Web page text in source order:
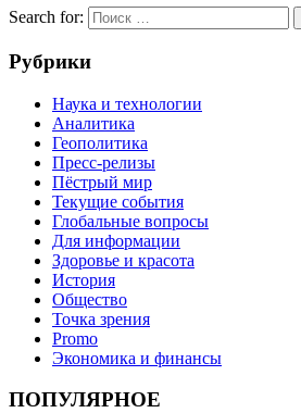
Search for:
Рубрики
Наука и технологии
Аналитика
Геополитика
Пресс-релизы
Пёстрый мир
Текущие события
Глобальные вопросы
Для информации
Здоровье и красота
История
Общество
Точка зрения
Promo
Экономика и финансы
ПОПУЛЯРНОЕ